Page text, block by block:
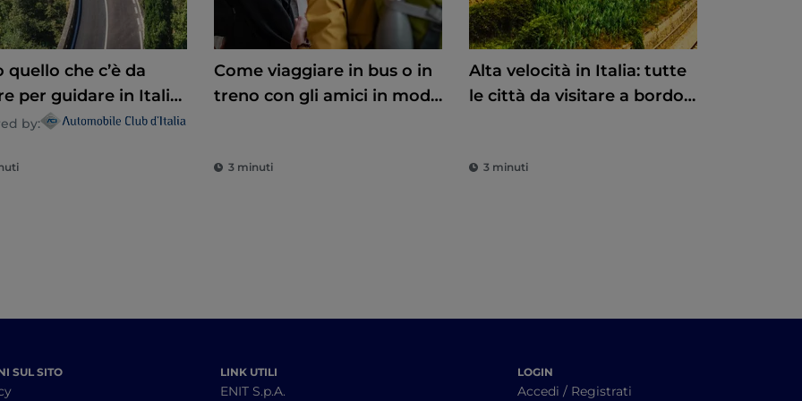
quello che c’è da
per guidare in Italia:
stradali, consigli e
by:
Come viaggiare in bus o in
treno con gli amici in modo
3 minuti
Alta velocità in Italia: tutte
le città da visitare a bordo
3 minuti
SUL SITO LINK UTILI
ENIT S.p.A.
LOGIN
Accedi / Registrati